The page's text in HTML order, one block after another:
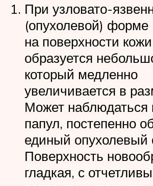
При узловато-
(опухолевой) форме
на поверхности
образуется
который медленно
увеличивается в
Может наблюдаться
папул, постепенно
единый опухолевый
Поверхность
гладкая, с